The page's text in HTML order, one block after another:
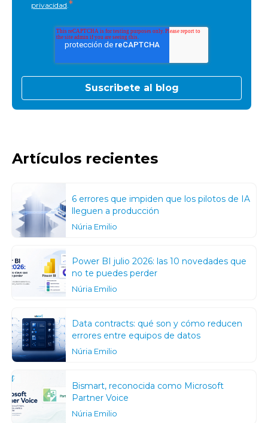
privacidad.*
Artículos recientes
6 errores que impiden que los pilotos de IA
lleguen a producción
Núria Emilio
Power BI julio 2026: las 10 novedades que
no te puedes perder
Núria Emilio
Data contracts: qué son y cómo reducen
errores entre equipos de datos
Núria Emilio
Bismart, reconocida como Microsoft
Partner Voice
Núria Emilio